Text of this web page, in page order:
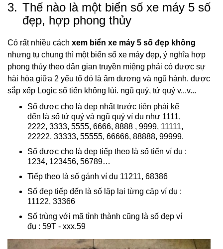
3. Thế nào là một biển số xe máy 5 số
đẹp, hợp phong thủy
Có rất nhiều cách xem biển xe máy 5 số đẹp không
nhưng tụ chung thì một biển số xe máy đẹp, ý nghĩa hợp
phong thủy theo dân gian truyền miệng phải có được sự
hài hòa giữa 2 yếu tố đó là âm dương và ngũ hành. được
sắp xếp Logic số tiến không lùi. ngũ quý, tứ quý v...v...
Số được cho là đẹp nhất trước tiên phải kể
đến là số tứ quý và ngũ quý ví dụ như 1111,
2222, 3333, 5555, 6666, 8888 , 9999, 11111,
22222, 33333, 55555, 66666, 88888, 99999.
Số được cho là đẹp tiếp theo là số tiến ví dụ :
1234, 123456, 56789…
Tiếp theo là số gánh ví dụ 11211, 68386
Số đẹp tiếp đến là số lặp lại từng cặp ví dụ :
11122, 33366
Số trùng với mã tỉnh thành cũng là số đẹp ví
đụ : 59T - xxx.59